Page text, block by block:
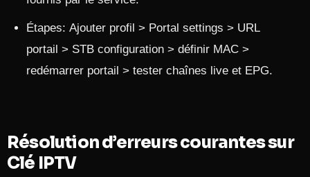
Étapes: Ajouter profil > Portal settings > URL
portail > STB configuration > définir MAC >
redémarrer portail > tester chaînes live et EPG.
Résolution d’erreurs courantes sur
Clé IPTV